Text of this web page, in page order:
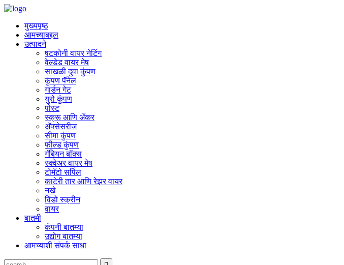
मुख्यपृष्ठ
आमच्याबद्दल
उत्पादने
षटकोनी वायर नेटिंग
वेल्डेड वायर मेष
साखळी दुवा कुंपण
कुंपण पॅनेल
गार्डन गेट
युरो कुंपण
पोस्ट
स्क्रू आणि अँकर
अ‍ॅक्सेसरीज
सीमा कुंपण
फील्ड कुंपण
गॅबियन बॉक्स
स्क्वेअर वायर मेष
टोमॅटो सर्पिल
काटेरी तार आणि रेझर वायर
नखे
विंडो स्क्रीन
वायर
बातमी
कंपनी बातम्या
उद्योग बातम्या
आमच्याशी संपर्क साधा